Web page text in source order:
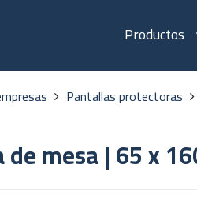
Productos
Pantallas protectoras
mesa | 65 x